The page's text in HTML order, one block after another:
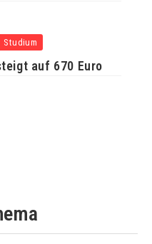
Studium
auf 670 Euro